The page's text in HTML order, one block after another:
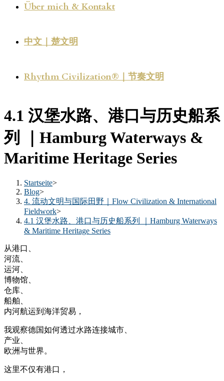
Über mich & Kontakt
中文｜楚文明
Rhythm Civilization®｜节奏文明
4.1 汉堡水路、港口与历史船系
列 ｜Hamburg Waterways &
Maritime Heritage Series
Startseite>
Blog>
4. 流动文明与国际田野｜Flow Civilization & International
Fieldwork>
4.1 汉堡水路、港口与历史船系列 ｜Hamburg Waterways
& Maritime Heritage Series
从港口、
河流、
运河、
博物馆、
仓库、
船舶、
内河航运到海洋贸易，
我观察德国如何透过水路连接城市、
产业、
欧洲与世界。
这里不仅有港口，